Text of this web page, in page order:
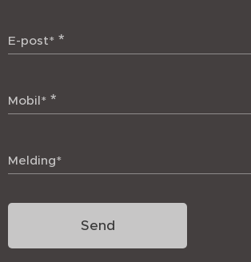
E-post*
Mobil*
Melding*
Send